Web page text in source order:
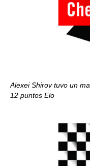
Alexei Shirov tuvo un
12 puntos Elo